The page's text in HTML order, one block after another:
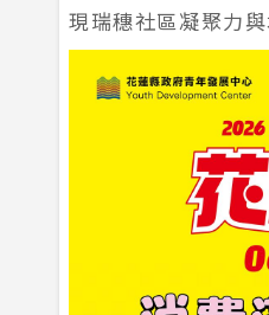
現瑞穗社區凝聚力與